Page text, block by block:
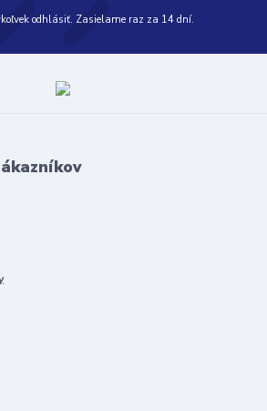
odhlásiť. Zasielame raz za 14 dní.